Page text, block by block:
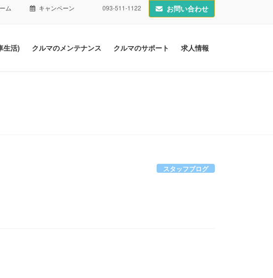
ム キャンペーン 093-511-1122 お問い合わせ
生活) クルマのメンテナンス クルマのサポート 求人情報
スタッフブログ